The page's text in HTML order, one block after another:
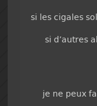
si les cigales
si d’autres
je ne peux